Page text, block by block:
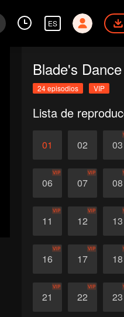
ES
Blade's
24 episodios VIP
Lista de
01 02 03
06
VIP
07
VIP
08
11
VIP
12
VIP
13
16
VIP
17
VIP
18
21
VIP
22
VIP
23